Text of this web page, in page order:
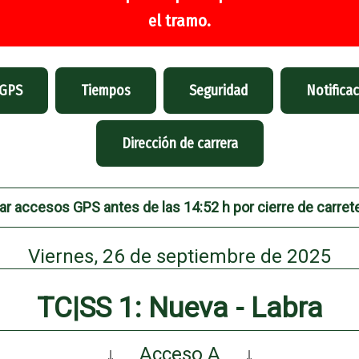
el tramo.
Tiempos Seguridad
Dirección de carrera
accesos GPS antes de las 14:52 h por cierre de
Viernes, 26 de septiembre de 2025
TC|SS 1: Nueva - Labra
↓ Acceso A↓